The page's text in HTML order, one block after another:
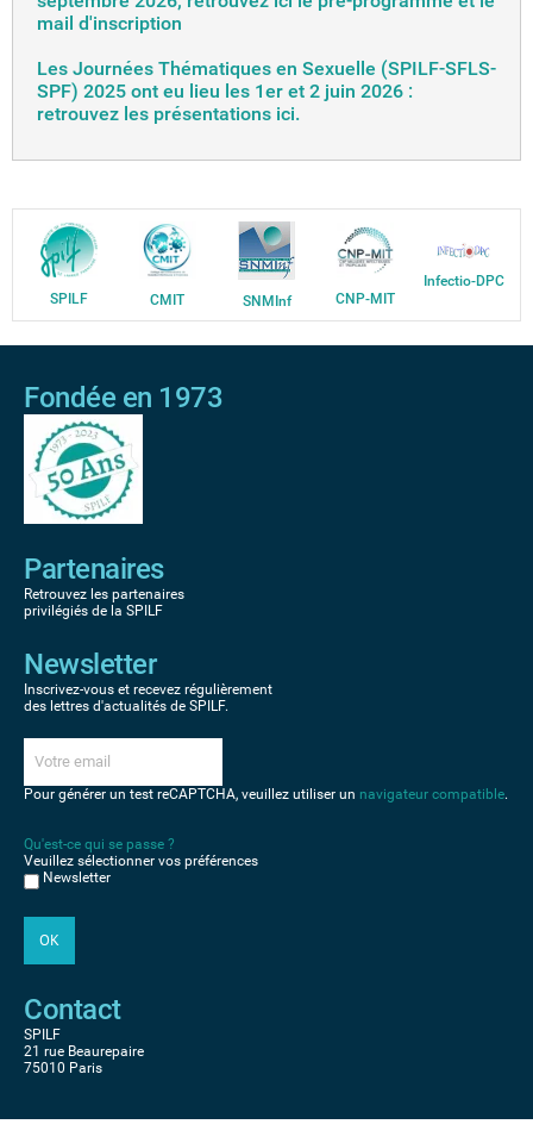
mail d'inscription
Les Journées Thématiques en Sexuelle (SPILF-SFLS-
SPF) 2025 ont eu lieu les 1er et 2 juin 2026 :
retrouvez les présentations ici.
SPILF CMIT SNMInf CNP-MIT
Infectio-DPC
Fondée en 1973
Partenaires
Retrouvez les partenaires
privilégiés de la SPILF
Newsletter
Inscrivez-vous et recevez régulièrement
des lettres d'actualités de SPILF.
Pour générer un test reCAPTCHA, veuillez utiliser un navigateur compatible.
Qu'est-ce qui se passe ?
Veuillez sélectionner vos préférences
Newsletter
Contact
SPILF
21 rue Beaurepaire
75010 Paris